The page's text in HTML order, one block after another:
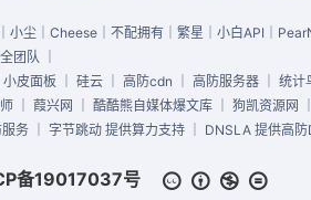
小尘｜Cheese｜不配拥有｜繁星｜小白API｜
团队
小皮面板 硅云 高防cdn 高防服务器
统计
葭兴网 酷酷熊自媒体爆文库 狗凯资源网
务 ｜ 字节跳动 提供算力支持 ｜ DNSLA 提供高
备19017037号